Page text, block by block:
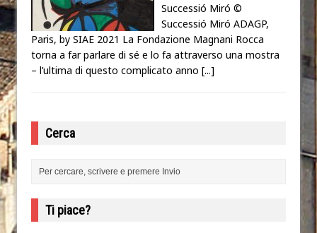
Successió Miró ©
Successió Miró ADAGP,
Paris, by SIAE 2021 La Fondazione Magnani Rocca
torna a far parlare di sé e lo fa attraverso una mostra
– l’ultima di questo complicato anno [...]
Cerca
Ti piace?